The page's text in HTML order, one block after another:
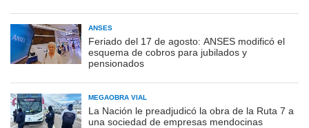
ANSES
Feriado del 17 de agosto: ANSES modificó el
esquema de cobros para jubilados y
pensionados
MEGAOBRA VIAL
La Nación le preadjudicó la obra de la Ruta 7 a
una sociedad de empresas mendocinas